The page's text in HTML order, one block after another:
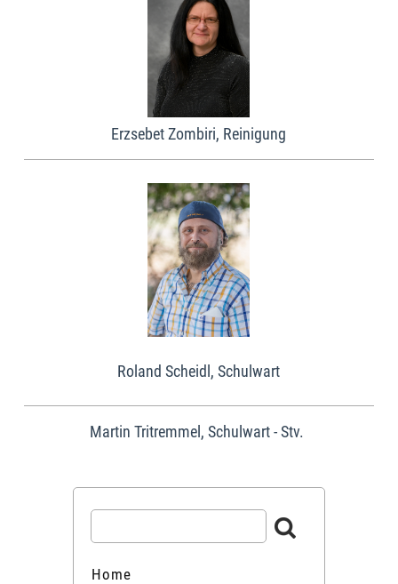
Erzsebet Zombiri, Reinigung
Roland Scheidl, Schulwart
Martin Tritremmel, Schulwart - Stv.
Home